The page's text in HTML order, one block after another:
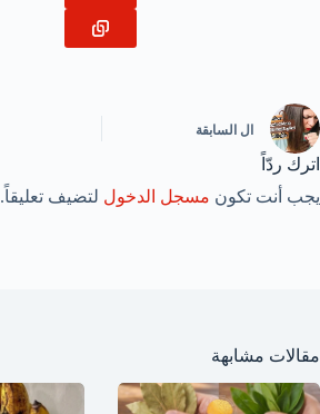
ال السابقة
اترك ردّاً
يجب أنت تكون مسجل الدخول لتضيف تعليقاً.
مقالات مشابهة